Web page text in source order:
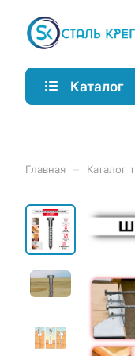
Каталог
Главная Каталог